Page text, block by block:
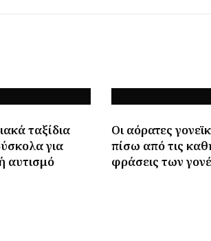
ταξίδια
για
αυτισμό
Οι αόρατες
πίσω από τις
φράσεις των